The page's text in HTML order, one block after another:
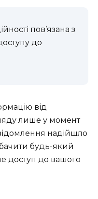
пов’язана з
до
від
лише у момент
надійшло
будь-який
доступ до вашого